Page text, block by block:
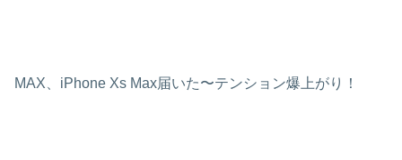
MAX、iPhone Xs Max届いた〜テンション爆上がり！